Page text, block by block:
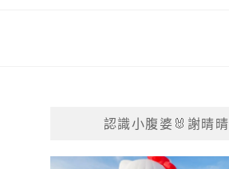
認識小腹婆🐰謝晴晴